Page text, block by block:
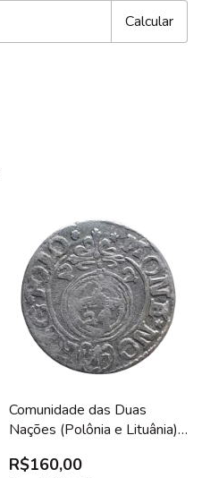
Calcular
Comunidade das Duas
Nações (Polônia e Lituânia),
(1/24 thaler) 1622, prata,
R$160,00